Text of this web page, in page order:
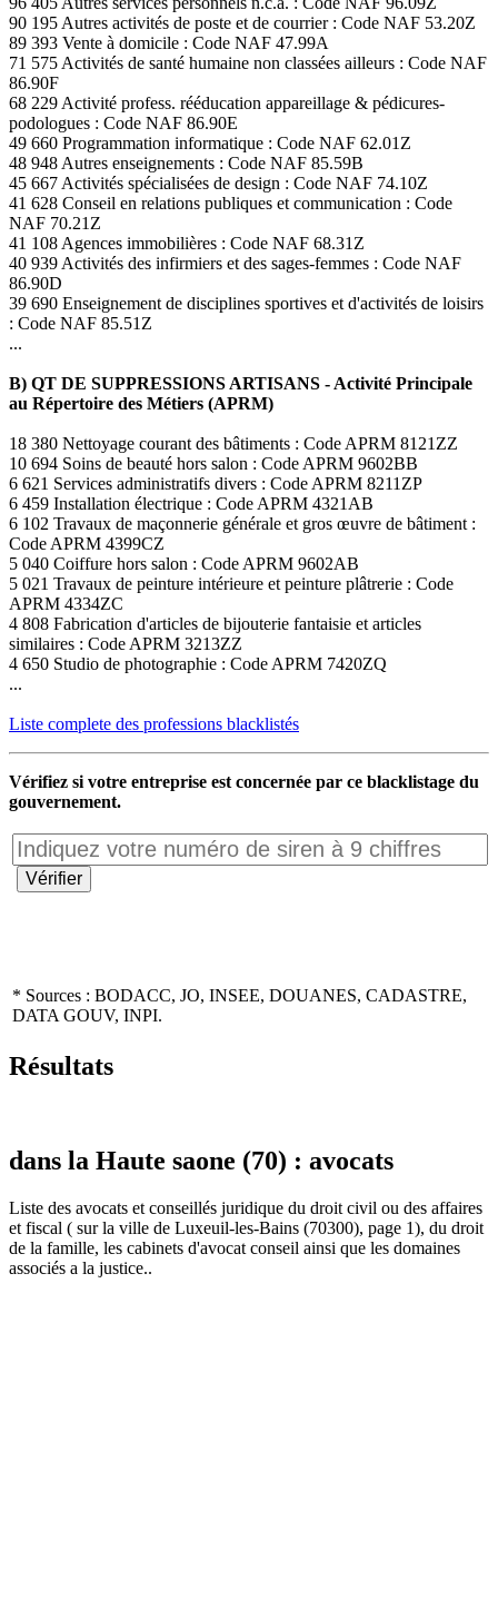
90 195 Autres activités de poste et de courrier : Code NAF 53.20Z
89 393 Vente à domicile : Code NAF 47.99A
71 575 Activités de santé humaine non classées ailleurs : Code NAF
86.90F
68 229 Activité profess. rééducation appareillage & pédicures-
podologues : Code NAF 86.90E
49 660 Programmation informatique : Code NAF 62.01Z
48 948 Autres enseignements : Code NAF 85.59B
45 667 Activités spécialisées de design : Code NAF 74.10Z
41 628 Conseil en relations publiques et communication : Code
NAF 70.21Z
41 108 Agences immobilières : Code NAF 68.31Z
40 939 Activités des infirmiers et des sages-femmes : Code NAF
86.90D
39 690 Enseignement de disciplines sportives et d'activités de loisirs
: Code NAF 85.51Z
...
B) QT DE SUPPRESSIONS ARTISANS - Activité Principale
au Répertoire des Métiers (APRM)
18 380 Nettoyage courant des bâtiments : Code APRM 8121ZZ
10 694 Soins de beauté hors salon : Code APRM 9602BB
6 621 Services administratifs divers : Code APRM 8211ZP
6 459 Installation électrique : Code APRM 4321AB
6 102 Travaux de maçonnerie générale et gros œuvre de bâtiment :
Code APRM 4399CZ
5 040 Coiffure hors salon : Code APRM 9602AB
5 021 Travaux de peinture intérieure et peinture plâtrerie : Code
APRM 4334ZC
4 808 Fabrication d'articles de bijouterie fantaisie et articles
similaires : Code APRM 3213ZZ
4 650 Studio de photographie : Code APRM 7420ZQ
...
Liste complete des professions blacklistés
Vérifiez si votre entreprise est concernée par ce blacklistage du
gouvernement.
* Sources : BODACC, JO, INSEE, DOUANES, CADASTRE,
DATA GOUV, INPI.
Résultats
dans la Haute saone (70) : avocats
Liste des avocats et conseillés juridique du droit civil ou des affaires
et fiscal ( sur la ville de Luxeuil-les-Bains (70300), page 1), du droit
de la famille, les cabinets d'avocat conseil ainsi que les domaines
associés a la justice..